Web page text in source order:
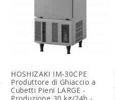
HOSHIZAKI IM-30CPE
Produttore di Ghiaccio a
Cubetti Pieni LARGE -